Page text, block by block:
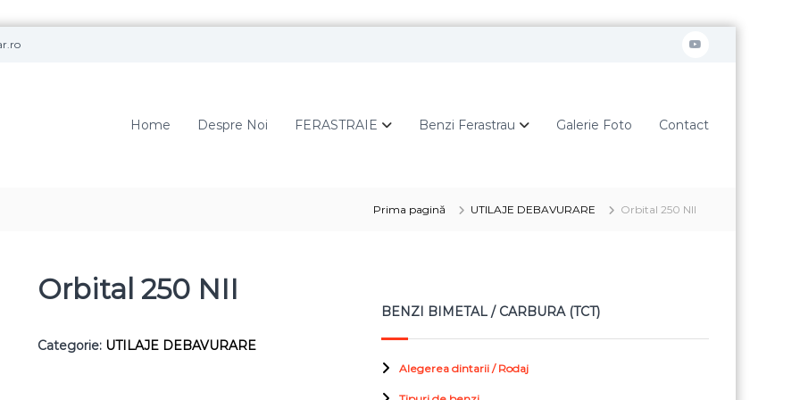
t
Home Despre Noi FERASTRAIE Benzi Ferastrau Galerie Foto Contact
Prima pagină UTILAJE DEBAVURARE Orbital 250 NII
Orbital 250 NII
Categorie: UTILAJE DEBAVURARE
BENZI BIMETAL / CARBURA (TCT)
Alegerea dintarii / Rodaj